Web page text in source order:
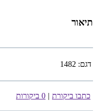
תיאור
דגם: 1482
כתבו ביקורת | 0 ביקורות